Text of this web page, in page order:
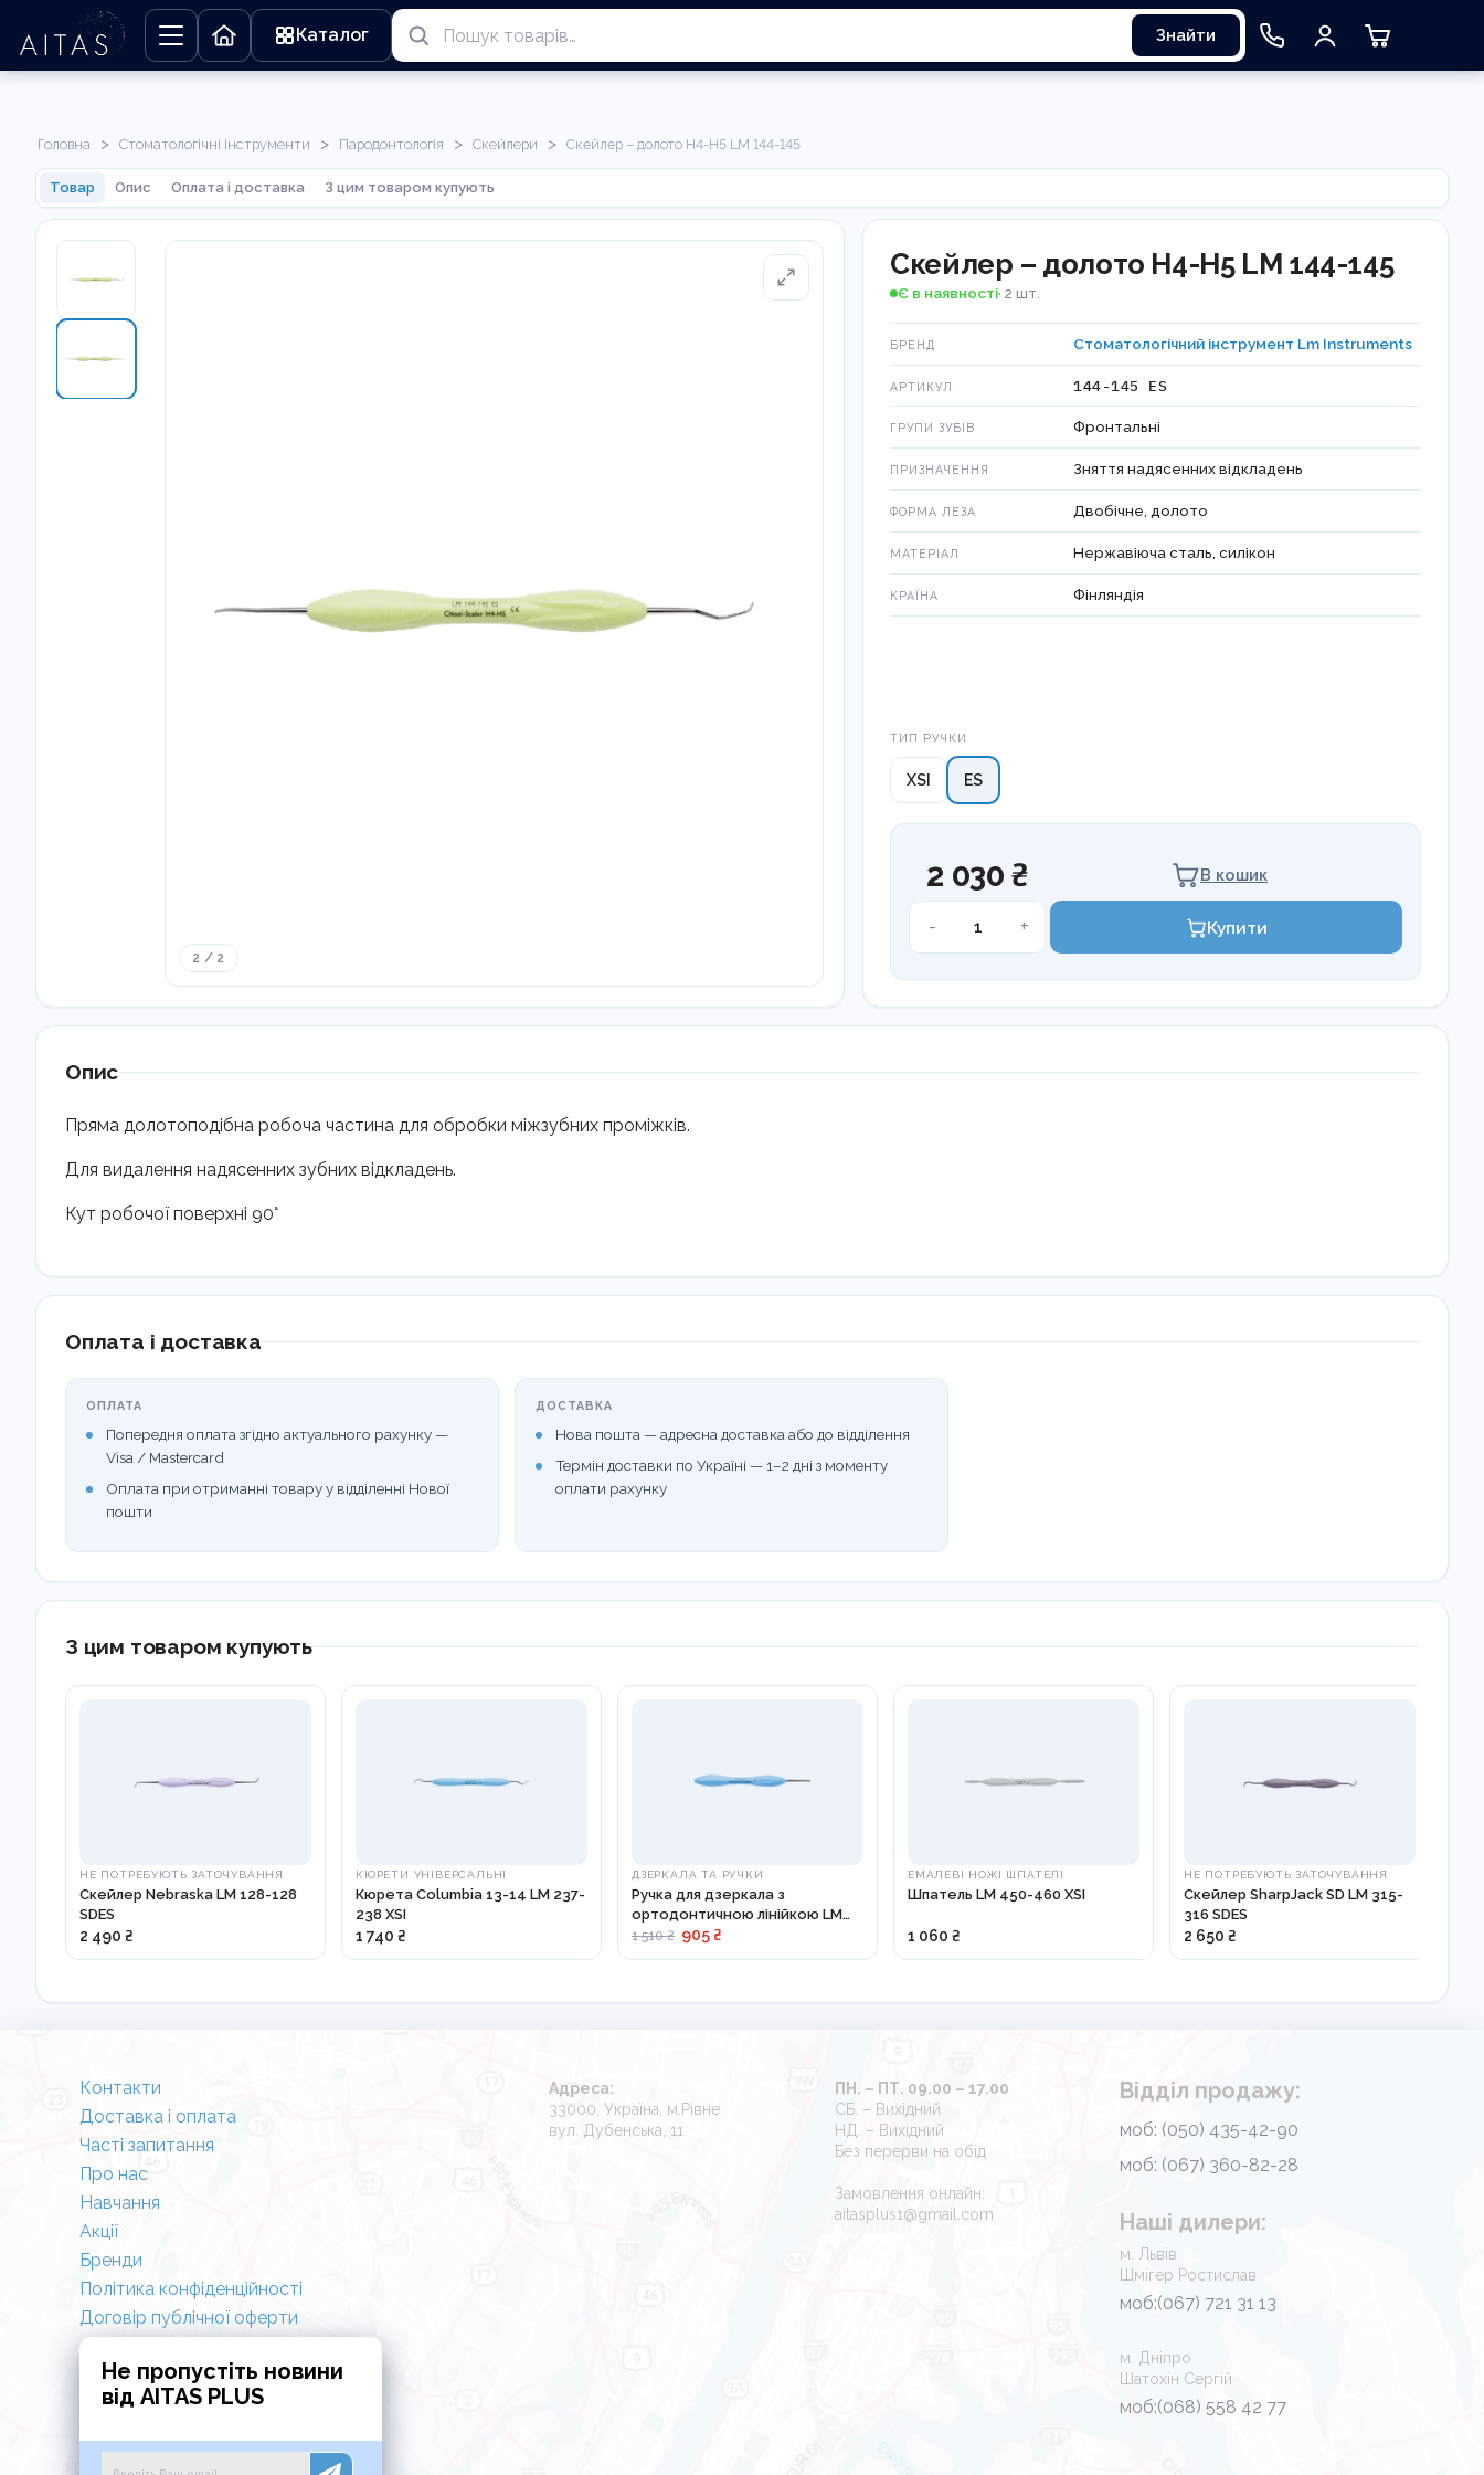
Каталог Знайти
Головна > Стоматологічні інструменти > Пародонтологія > Скейлери > Скейлер – долото H4-H5 LM 144-145
Товар Опис Оплата і доставка З цим товаром купують
2 / 2
Скейлер – долото H4-H5 LM 144-145
Є в наявності· 2 шт.
БРЕНД Стоматологічний інструмент Lm Instruments
АРТИКУЛ 144-145 ES
ГРУПИ ЗУБІВ Фронтальні
ПРИЗНАЧЕННЯ Зняття надясенних відкладень
ФОРМА ЛЕЗА Двобічне, долото
МАТЕРІАЛ Нержавіюча сталь, силікон
КРАЇНА Фінляндія
ТИП РУЧКИ
XSI ES
2 030 ₴ В кошик
-
Скейлер
144-
+ Купити
Опис
Пряма долотоподібна робоча частина для обробки міжзубних проміжків.
Для видалення надясенних зубних відкладень.
Кут робочої поверхні 90°
Оплата і доставка
ОПЛАТА
Попередня оплата згідно актуального рахунку —
Visa / Mastercard
Оплата при отриманні товару у відділенні Нової
пошти
ДОСТАВКА
Нова пошта — адресна доставка або до відділення
Термін доставки по Україні — 1–2 дні з моменту
оплати рахунку
З цим товаром купують
НЕ ПОТРЕБУЮТЬ ЗАТОЧУВАННЯ
Скейлер Nebraska LM 128-128
SDES
2 490 ₴
КЮРЕТИ УНІВЕРСАЛЬНІ
Кюрета Columbia 13-14 LM 237-
238 XSI
1 740 ₴
ДЗЕРКАЛА ТА РУЧКИ
Ручка для дзеркала з
ортодонтичною лінійкою LM
25-26 ES
1 510 ₴ 905 ₴
ЕМАЛЕВІ НОЖІ ШПАТЕЛІ
Шпатель LM 450-460 XSI
1 060 ₴
НЕ ПОТРЕБУЮТЬ ЗАТОЧУВАННЯ
Скейлер SharpJack SD LM 315-
316 SDES
2 650 ₴
Контакти
Доставка і оплата
Часті запитання
Про нас
Навчання
Акції
Бренди
Політика конфіденційності
Договір публічної оферти
Не пропустіть новини
від AITAS PLUS
Адреса:
33000, Україна, м.Рівне
вул. Дубенська, 11
ПН. – ПТ. 09.00 – 17.00
СБ. – Вихідний
НД. – Вихідний
Без перерви на обід
Замовлення онлайн:
aitasplus1@gmail.com
Відділ продажу:
моб: (050) 435-42-90
моб: (067) 360-82-28
Наші дилери:
м. Львів
Шмігер Ростислав
моб:(067) 721 31 13
м. Дніпро
Шатохін Сергій
моб:(068) 558 42 77